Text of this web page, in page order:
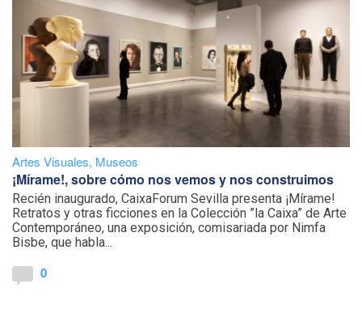
Artes Visuales, Museos
¡Mírame!, sobre cómo nos vemos y nos construimos
Recién inaugurado, CaixaForum Sevilla presenta ¡Mírame!
Retratos y otras ficciones en la Colección ”la Caixa” de Arte
Contemporáneo, una exposición, comisariada por Nimfa
Bisbe, que habla...
0